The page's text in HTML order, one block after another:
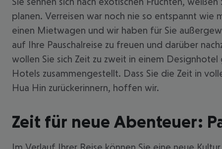
planen. Verreisen war noch nie so entspannt wie
einen Mietwagen und wir haben für Sie
auf Ihre Pauschalreise zu freuen und darüber
wollen Sie sich Zeit zu zweit in einem
Hotels zusammengestellt. Dass Sie die Zeit in
Hua Hin zurückerinnern, hoffen wir.
Zeit für neue Abenteuer: